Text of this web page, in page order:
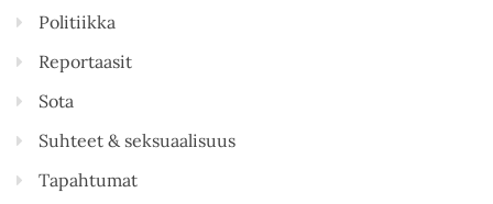
Politiikka
Reportaasit
Sota
Suhteet & seksuaalisuus
Tapahtumat